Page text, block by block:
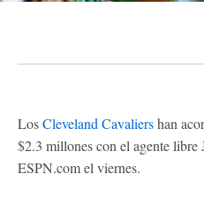
LosCleveland Cavaliershan
$2.3 millones con el agente libre
ESPN.com el viernes.